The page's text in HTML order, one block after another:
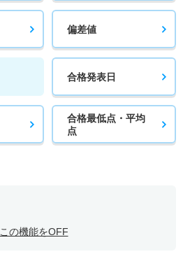
偏差値
合格発表日
合格最低点・平均
点
この機能をOFF